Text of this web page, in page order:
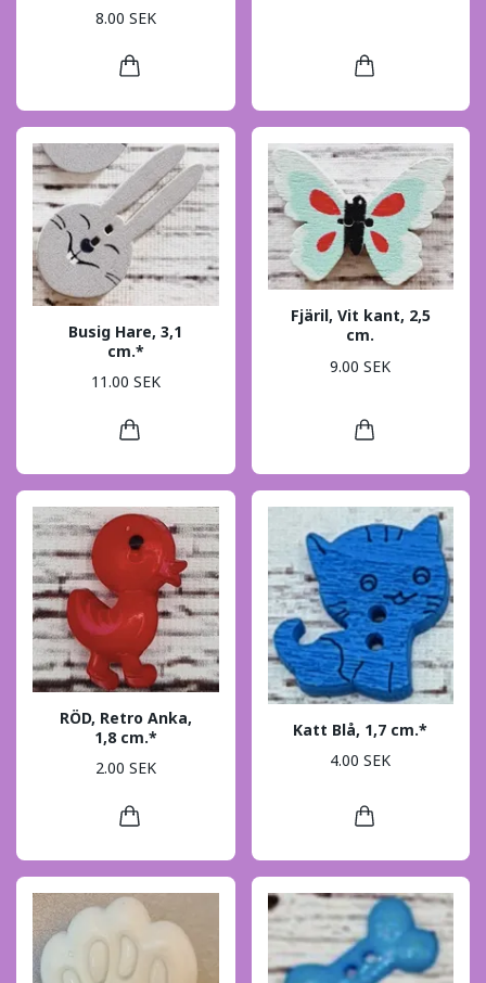
8.00 SEK
Busig Hare, 3,1
cm.*
11.00 SEK
Fjäril, Vit kant, 2,5
cm.
9.00 SEK
RÖD, Retro Anka,
1,8 cm.*
2.00 SEK
Katt Blå, 1,7 cm.*
4.00 SEK